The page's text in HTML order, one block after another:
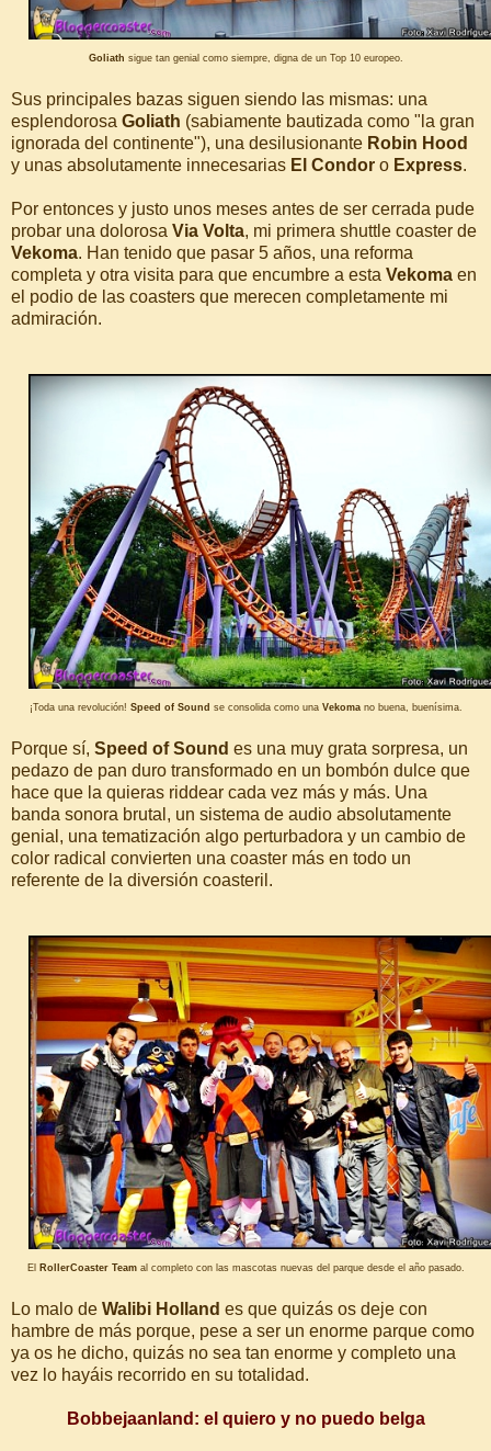
Goliath sigue tan genial como siempre, digna de un Top 10 europeo.
Sus principales bazas siguen siendo las mismas: una
esplendorosa Goliath (sabiamente bautizada como "la gran
ignorada del continente"), una desilusionante Robin Hood
y unas absolutamente innecesarias El Condor o Express.
Por entonces y justo unos meses antes de ser cerrada pude
probar una dolorosa Via Volta, mi primera shuttle coaster de
Vekoma. Han tenido que pasar 5 años, una reforma
completa y otra visita para que encumbre a esta Vekoma en
el podio de las coasters que merecen completamente mi
admiración.
¡Toda una revolución! Speed of Sound se consolida como una Vekomano buena, buenísima.
Porque sí, Speed of Sound es una muy grata sorpresa, un
pedazo de pan duro transformado en un bombón dulce que
hace que la quieras riddear cada vez más y más. Una
banda sonora brutal, un sistema de audio absolutamente
genial, una tematización algo perturbadora y un cambio de
color radical convierten una coaster más en todo un
referente de la diversión coasteril.
El RollerCoaster Teamal completo con las mascotas nuevas del parque desde el año pasado.
Lo malo de Walibi Holland es que quizás os deje con
hambre de más porque, pese a ser un enorme parque como
ya os he dicho, quizás no sea tan enorme y completo una
vez lo hayáis recorrido en su totalidad.
Bobbejaanland: el quiero y no puedo belga